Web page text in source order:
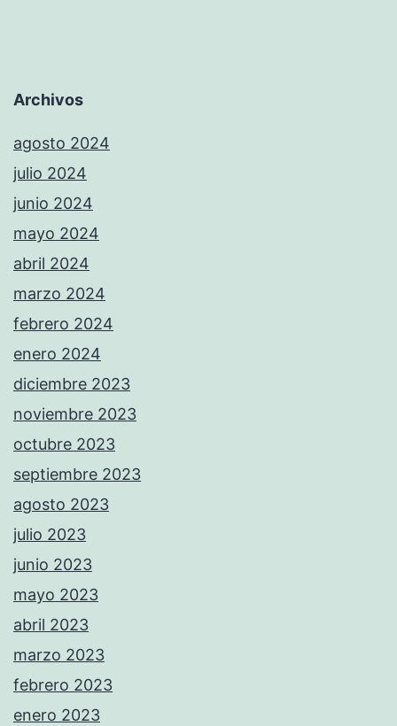
Archivos
agosto 2024
julio 2024
junio 2024
mayo 2024
abril 2024
marzo 2024
febrero 2024
enero 2024
diciembre 2023
noviembre 2023
octubre 2023
septiembre 2023
agosto 2023
julio 2023
junio 2023
mayo 2023
abril 2023
marzo 2023
febrero 2023
enero 2023